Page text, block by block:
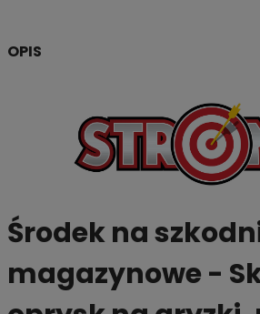
OPIS
Środek na
magazynowe -